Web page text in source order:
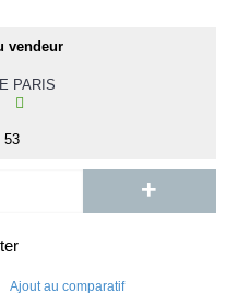
vendeur
PARIS
53
+
Ajout au comparatif